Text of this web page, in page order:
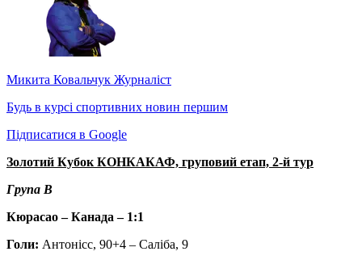
Микита Ковальчук Журналіст
Будь в курсі спортивних новин першим
Підписатися в Google
Золотий Кубок КОНКАКАФ, груповий етап, 2-й тур
Група B
Кюрасао – Канада – 1:1
Голи: Антонісс, 90+4 – Саліба, 9